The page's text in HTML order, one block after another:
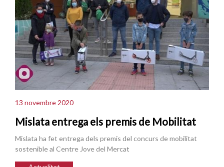
13 novembre 2020
Mislata entrega els premis de Mobilitat
Mislata ha fet entrega dels premis del concurs de mobilitat
sostenible al Centre Jove del Mercat